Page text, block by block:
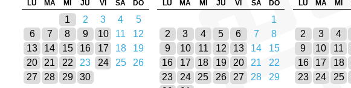
LU MA MI JU VI SA DO
1 2 3 4
5
6
7 8 9 10 11
12
13
14 15 16 17 18
19
20
21 22 23 24 25
26
27
28 29 30
LU MA MI JU VI SA DO
1
2
3 4 5 6 7
8
9
10 11 12 13 14
15
16
17 18 19 20 21
22
23
24 25 26 27 28
29
LU MA MI
2
3 4
9
10 11
16
17 18
23
24 25